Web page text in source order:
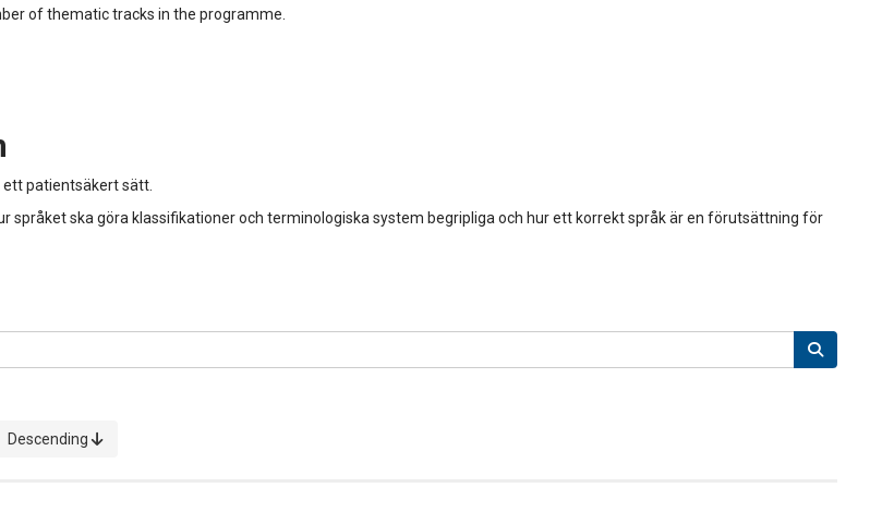
of thematic tracks in the programme.
patientsäkert sätt.
ska göra klassifikationer och terminologiska system begripliga och hur ett korrekt språk är en förutsättning för
Descending